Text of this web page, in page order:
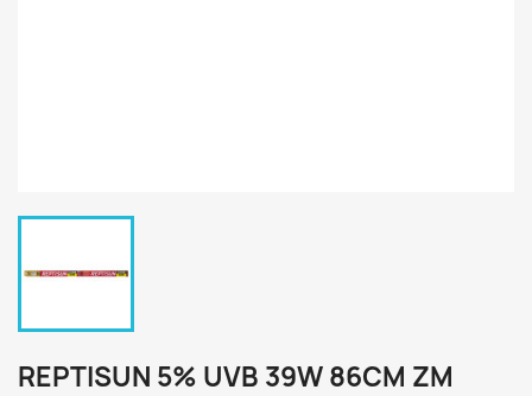
REPTISUN 5% UVB 39W 86CM ZM